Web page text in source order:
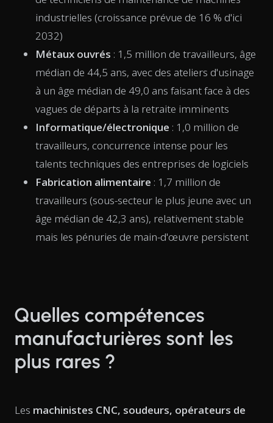
industrielles (croissance prévue de 16 % d'ici
2032)
Métaux ouvrés : 1,5 million de travailleurs, âge
médian de 44,5 ans, avec des ateliers d'usinage
à un âge médian de 49,0 ans faisant face à des
vagues de départs à la retraite imminents
Informatique/électronique : 1,0 million de
travailleurs, concurrence intense pour les
talents techniques des entreprises de logiciels
Fabrication alimentaire : 1,7 million de
travailleurs (sous-secteur le plus jeune avec un
âge médian de 42,3 ans), relativement stable
mais les pénuries de main-d'œuvre persistent
Quelles compétences
manufacturières sont les
plus rares ?
Les machinistes CNC, soudeurs, opérateurs de